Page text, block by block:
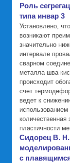
Роль
типа инвар 3
Установлено,
возникают
значительно
интервале
сварном
металла шва
происходит
счет
ведет к
количественная
пластичности
Сидорец В.
с